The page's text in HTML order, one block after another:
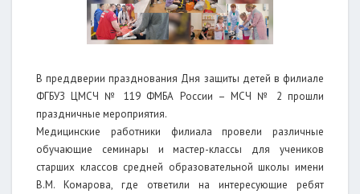
В преддверии празднования Дня защиты детей в филиале
ФГБУЗ ЦМСЧ № 119 ФМБА России – МСЧ № 2 прошли
праздничные мероприятия.
Медицинские работники филиала провели различные
обучающие семинары и мастер-классы для учеников
старших классов средней образовательной школы имени
В.М. Комарова, где ответили на интересующие ребят